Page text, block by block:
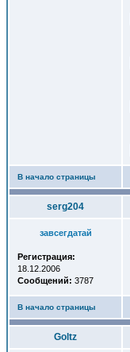
В начало страницы
serg204
завсегдатай
Регистрация:
18.12.2006
Сообщений: 3787
В начало страницы
Goltz